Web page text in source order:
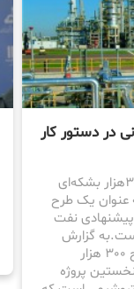
در دستور کار
ساخت و بهره‌برداری از پتروپالایشگاه ۳۰۰هزار بشکه‌ای
عنوان یک طرح
پیشنهادی نفت
گزارش
خبرنگار اقتصادی خبرگزاری تسنیم، طرح 300 هزار
پروژه